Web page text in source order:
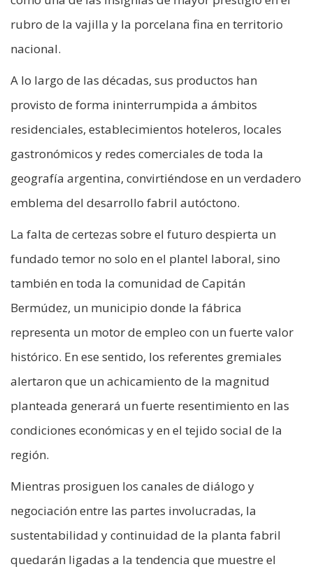
rubro de la vajilla y la porcelana fina en territorio
nacional.
A lo largo de las décadas, sus productos han
provisto de forma ininterrumpida a ámbitos
residenciales, establecimientos hoteleros, locales
gastronómicos y redes comerciales de toda la
geografía argentina, convirtiéndose en un verdadero
emblema del desarrollo fabril autóctono.
La falta de certezas sobre el futuro despierta un
fundado temor no solo en el plantel laboral, sino
también en toda la comunidad de Capitán
Bermúdez, un municipio donde la fábrica
representa un motor de empleo con un fuerte valor
histórico. En ese sentido, los referentes gremiales
alertaron que un achicamiento de la magnitud
planteada generará un fuerte resentimiento en las
condiciones económicas y en el tejido social de la
región.
Mientras prosiguen los canales de diálogo y
negociación entre las partes involucradas, la
sustentabilidad y continuidad de la planta fabril
quedarán ligadas a la tendencia que muestre el